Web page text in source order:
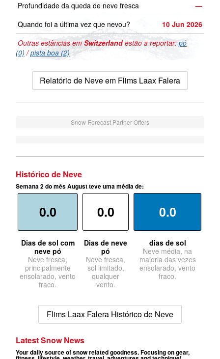
Profundidade da queda de neve fresca
—
Quando foi a última vez que nevou?
10 Jun 2026
Outras estâncias emSwitzerlandestão a reportar: pó
(0) /pista boa (2)
Relatório de Neve em Flims Laax Falera
Snow-Forecast Partner Offers
Histórico de Neve
Semana 2 do mês August teve uma média de:
0.0
Dias de sol com
neve pó
Neve fresca,
principalmente
ensolarado, vento
fraco.
0.0
Dias de neve
pó
Neve fresca,
sol limitado,
qualquer
vento.
0.0
dias de sol
Neve média, na
maioria das vezes
ensolarado, vento
fraco.
Flims Laax Falera Histórico de Neve